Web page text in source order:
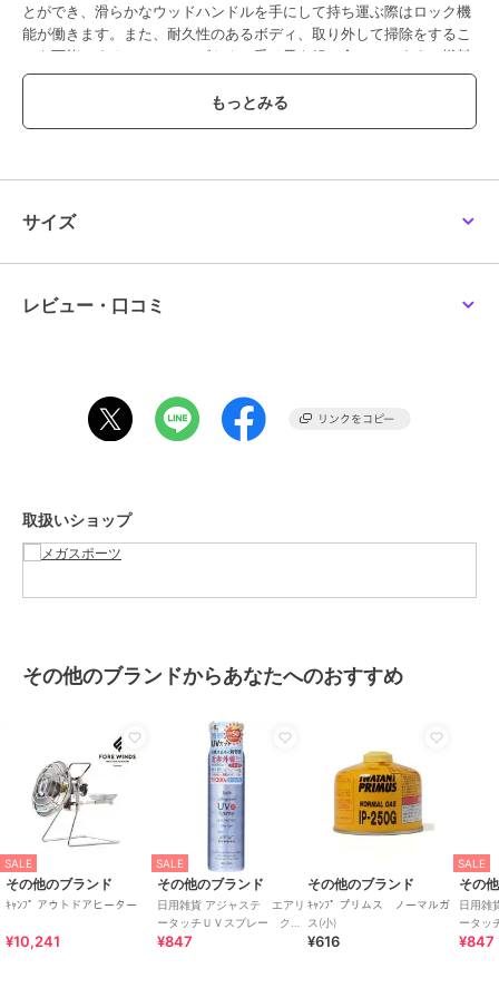
とができ、滑らかなウッドハンドルを手にして持ち運ぶ際はロック機
能が働きます。また、耐久性のあるボディ、取り外して掃除をするこ
とを可能にするステンレスゴトクと受け皿を組み合せています。燃料
ホースを介した1つのガスカートリッジで2つの火口を使用することが
でき、無駄なく燃料を使うことが可能です。 ■仕様■ 出力:2.9kW
/ 2500kcal/h(500T ガス・バーナー一口使用時) ガス消費
て カートリッジ内の液化ガスは、その性質から燃焼により温度が下
がります。これは、液化ガスが気体になるときの熱を吸収する気化熱
ご利用の際は、ハイパワーガスIP-500Tのご使用をお勧めいたしま
【P-CKJ-2】
ショップ
商品カテゴリ
商品のお取り扱い方法
エストニア
サイズ
レビュー・口コミ
取扱いショップ
その他のブランドからあなたへのおすすめ
SALE
その他のブランド
ｷｬﾝﾌﾟ アウトドアヒーター
¥10,241
SALE
その他のブランド
日用雑貨 アジャステ エアリ
ータッチＵＶスプレー クリ
ーンピュアシャボン
¥847
その他のブランド
ｷｬﾝﾌﾟ プリムス ノーマルガ
ス(小)
¥616
SALE
その
日用雑
ータッ
¥847